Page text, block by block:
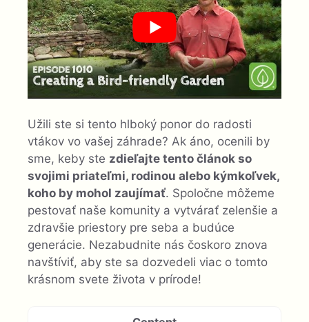
Užili ste si tento hlboký ponor do radosti
vtákov vo vašej záhrade? Ak áno, ocenili by
sme, keby ste zdieľajte tento článok so
svojimi priateľmi, rodinou alebo kýmkoľvek,
koho by mohol zaujímať. Spoločne môžeme
pestovať naše komunity a vytvárať zelenšie a
zdravšie priestory pre seba a budúce
generácie. Nezabudnite nás čoskoro znova
navštíviť, aby ste sa dozvedeli viac o tomto
krásnom svete života v prírode!